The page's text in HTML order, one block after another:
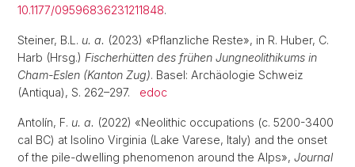
10.1177/09596836231211848.
Steiner, B.L. u. a. (2023) «Pflanzliche Reste», in R. Huber, C.
Harb (Hrsg.) Fischerhütten des frühen Jungneolithikums in
Cham-Eslen (Kanton Zug). Basel: Archäologie Schweiz
(Antiqua), S. 262–297. edoc
Antolín, F. u. a. (2022) «Neolithic occupations (c. 5200-3400
cal BC) at Isolino Virginia (Lake Varese, Italy) and the onset
of the pile-dwelling phenomenon around the Alps», Journal